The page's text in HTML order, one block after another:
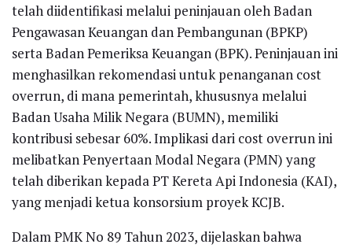
telah diidentifikasi melalui peninjauan oleh Badan
Pengawasan Keuangan dan Pembangunan (BPKP)
serta Badan Pemeriksa Keuangan (BPK). Peninjauan ini
menghasilkan rekomendasi untuk penanganan cost
overrun, di mana pemerintah, khususnya melalui
Badan Usaha Milik Negara (BUMN), memiliki
kontribusi sebesar 60%. Implikasi dari cost overrun ini
melibatkan Penyertaan Modal Negara (PMN) yang
telah diberikan kepada PT Kereta Api Indonesia (KAI),
yang menjadi ketua konsorsium proyek KCJB.
Dalam PMK No 89 Tahun 2023, dijelaskan bahwa